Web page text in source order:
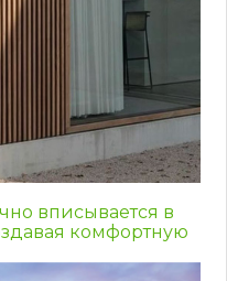
вписывается в
комфортную